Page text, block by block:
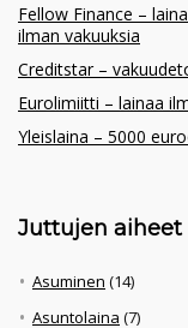
Fellow Finance –
ilman vakuuksia
Creditstar –
Eurolimiitti – lainaa
Yleislaina – 5000
Juttujen aiheet
Asuminen (14)
Asuntolaina (7)